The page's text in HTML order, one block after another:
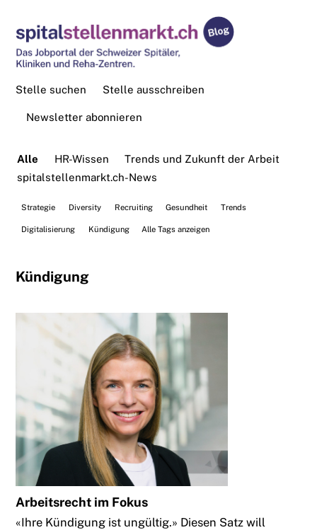
Stelle ausschreiben
Stelle suchen
Newsletter abonnieren
Alle HR-Wissen
Trends und Zukunft der Arbeit
spitalstellenmarkt.ch-News
Strategie Diversity Recruiting Gesundheit Trends
Digitalisierung Kündigung Alle Tags anzeigen
Kündigung
Arbeitsrecht im Fokus
«Ihre Kündigung ist ungültig.» Diesen Satz will